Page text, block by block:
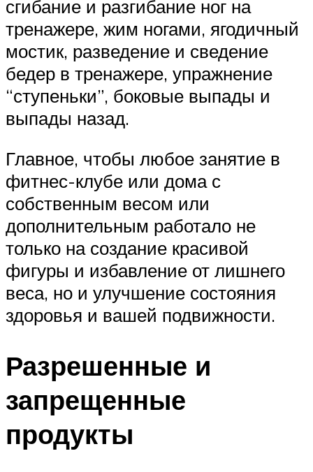
сгибание и разгибание ног на
тренажере, жим ногами, ягодичный
мостик, разведение и сведение
бедер в тренажере, упражнение
“ступеньки”, боковые выпады и
выпады назад.
Главное, чтобы любое занятие в
фитнес-клубе или дома с
собственным весом или
дополнительным работало не
только на создание красивой
фигуры и избавление от лишнего
веса, но и улучшение состояния
здоровья и вашей подвижности.
Разрешенные и
запрещенные
продукты